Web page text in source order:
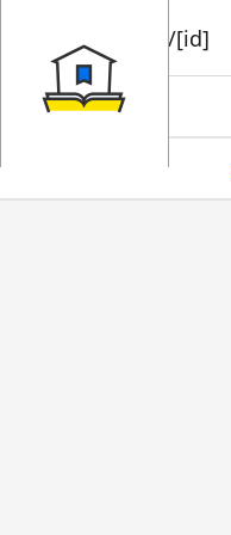
book/rent/[id]